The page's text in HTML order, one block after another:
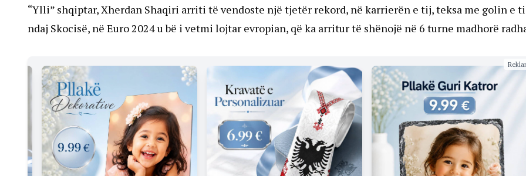
“Ylli” shqiptar, Xherdan Shaqiri arriti të vendoste një tjetër rekord, në karrierën e tij, teksa me golin e
ndaj Skocisë, në Euro 2024 u bë i vetmi lojtar evropian, që ka arritur të shënojë në 6 turne madhorë